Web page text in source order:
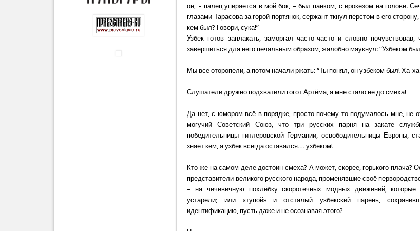
он, – палец упирается в мой бок, – был панком, с ирокезом на голове.
глазами Тарасова за горой портянок, сержант ткнул перстом в его
кем был? Говори, сука!”
Узбек готов заплакать, заморгал часто-часто и словно
завершиться для него печальным образом, жалобно мяукнул: “Узбеком
Мы все оторопели, а потом начали ржать: “Ты понял, он узбеком был! Ха-
Слушатели дружно подхватили гогот Артёма, а мне стало не до смеха!
Да нет, с юмором всё в порядке, просто почему-то подумалось мне, не
могучий Советский Союз, что три русских парня на закате
победительницы гитлеровской Германии, освободительницы Европы,
знает кем, а узбек всегда оставался… узбеком!
Кто же на самом деле достоин смеха? А может, скорее, горького плача?
представители великого русского народа, променявшие своё
– на чечевичную похлёбку скоротечных модных движений, которые
устарели; или «тупой» и отсталый узбекский парень,
идентификацию, пусть даже и не осознавая этого?